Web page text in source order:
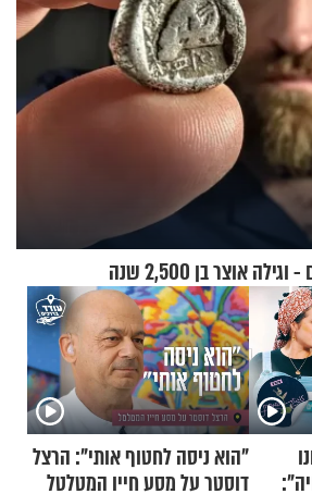
אוצר בן 2,500 שנה
"הוא ניסה לחטוף אותי": הרצל
דוסטר על מסע חייו המטלטל